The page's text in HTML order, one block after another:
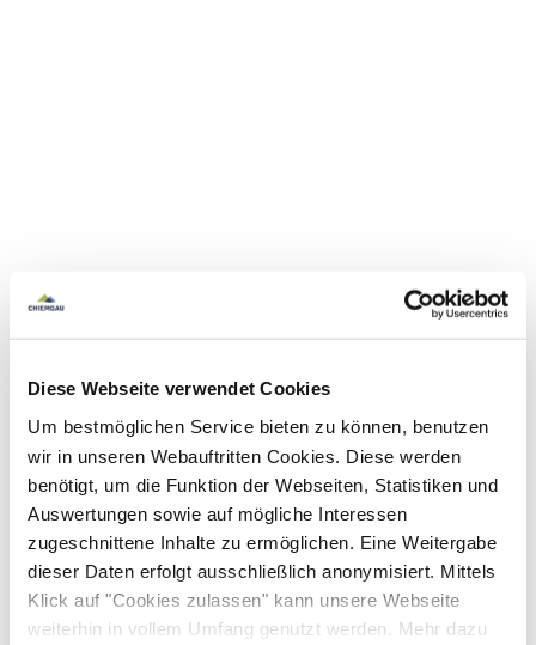
Diese Webseite verwendet Cookies
Um bestmöglichen Service bieten zu können, benutzen
wir in unseren Webauftritten Cookies. Diese werden
benötigt, um die Funktion der Webseiten, Statistiken und
Auswertungen sowie auf mögliche Interessen
zugeschnittene Inhalte zu ermöglichen. Eine Weitergabe
dieser Daten erfolgt ausschließlich anonymisiert. Mittels
Klick auf "Cookies zulassen" kann unsere Webseite
weiterhin in vollem Umfang genutzt werden. Mehr dazu